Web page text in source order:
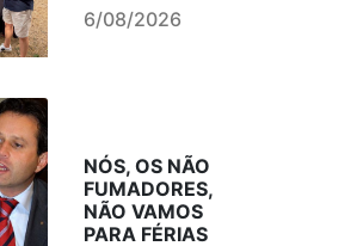
6/08/2026
NÓS, OS NÃO
FUMADORES,
NÃO VAMOS
PARA FÉRIAS